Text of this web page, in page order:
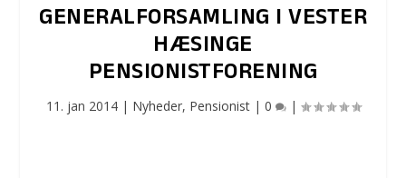
GENERALFORSAMLING I VESTER
HÆSINGE
PENSIONISTFORENING
11. jan 2014| Nyheder, Pensionist| 0 |